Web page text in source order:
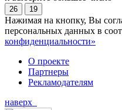
26 19
Нажимая на кнопку, Вы
персональных данных в
конфиденциальности»
О проекте
Партнеры
Рекламодателям
наверх